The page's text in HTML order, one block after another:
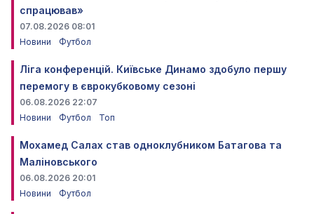
спрацював»
07.08.2026 08:01
Новини
Футбол
Ліга конференцій. Київське Динамо здобуло першу
перемогу в єврокубковому сезоні
06.08.2026 22:07
Новини
Футбол Топ
Мохамед Салах став одноклубником Батагова та
Маліновського
06.08.2026 20:01
Новини
Футбол